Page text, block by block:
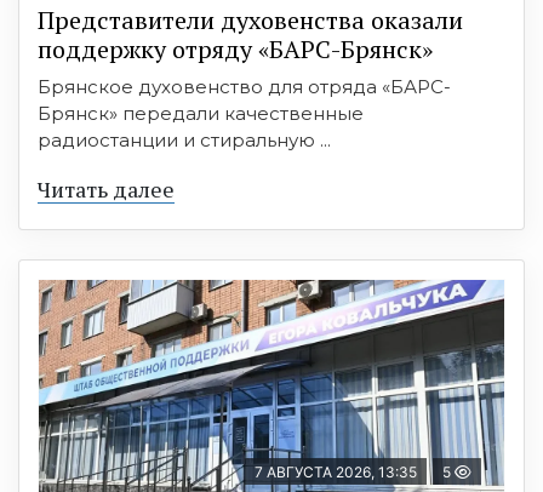
Представители духовенства оказали
поддержку отряду «БАРС-Брянск»
Брянское духовенство для отряда «БАРС-
Брянск» передали качественные
радиостанции и стиральную ...
Читать далее
7 АВГУСТА 2026, 13:35 5